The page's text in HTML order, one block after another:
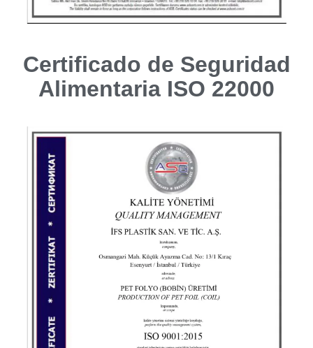
Certificado de Seguridad
Alimentaria ISO 22000